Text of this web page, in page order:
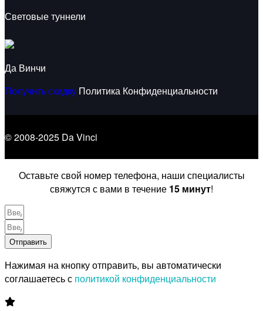
Световые туннели
Да Винчи
Получить скидку Политика Конфиденциальности
© 2008-2025 Da Vinci
Оставьте свой номер телефона, наши специалисты
свяжутся с вами в течение 15 минут!
Отправить
Нажимая на кнопку отправить, вы автоматически
соглашаетесь с политикой конфиденциальности